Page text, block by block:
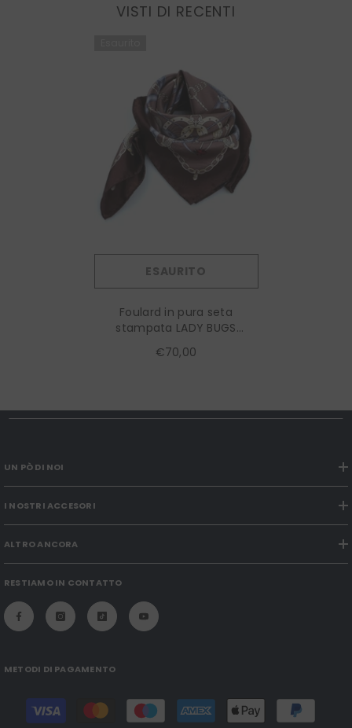
VISTI DI RECENTI
ESAURITO
Foulard in pura seta
stampata LADY BUGS
Marrone
€70,00
UN PÒ DI NOI
I NOSTRI ACCESORI
ALTRO ANCORA
RESTIAMO IN CONTATTO
METODI DI PAGAMENTO
Modalità